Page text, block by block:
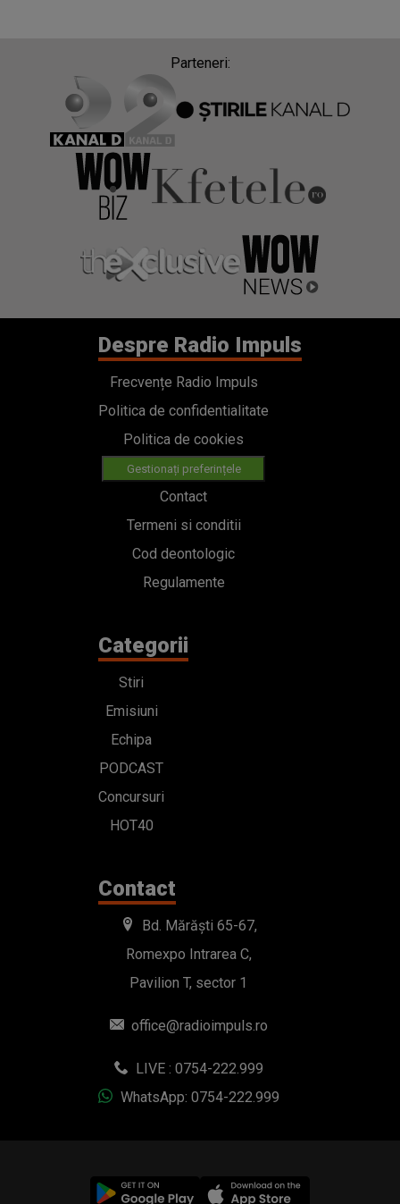
Parteneri:
Despre Radio Impuls
Frecvențe Radio Impuls
Politica de confidentialitate
Politica de cookies
Gestionați preferințele
Contact
Termeni si conditii
Cod deontologic
Regulamente
Categorii
Stiri
Emisiuni
Echipa
PODCAST
Concursuri
HOT40
Contact
Bd. Mărăști 65-67,
Romexpo Intrarea C,
Pavilion T, sector 1
office@radioimpuls.ro
LIVE : 0754-222.999
WhatsApp: 0754-222.999